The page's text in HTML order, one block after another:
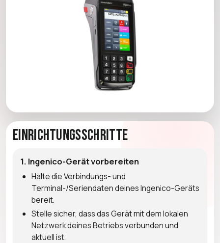
Einrichtungsschritte
1. Ingenico-Gerät vorbereiten
Halte die Verbindungs- und
Terminal-/Seriendaten deines Ingenico-Geräts
bereit.
Stelle sicher, dass das Gerät mit dem lokalen
Netzwerk deines Betriebs verbunden und
aktuell ist.